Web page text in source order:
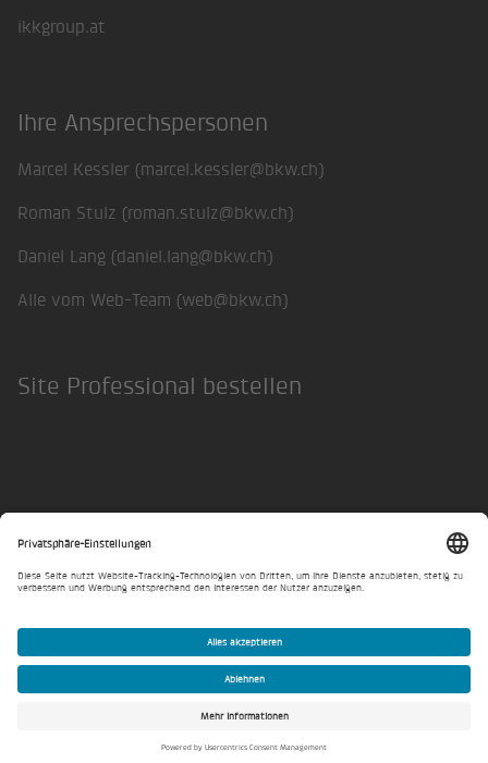
ikkgroup.at
Ihre Ansprechspersonen
Marcel Kessler (marcel.kessler@bkw.ch)
Roman Stulz (roman.stulz@bkw.ch)
Daniel Lang (daniel.lang@bkw.ch)
Alle vom Web-Team (web@bkw.ch)
Site Professional bestellen
Datenschutzerklärung
Privatsphäre-Einstellungen
© BKW 2026